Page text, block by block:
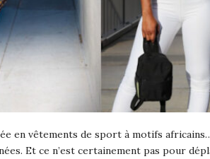
en vêtements de sport à motifs
Et ce n’est certainement pas pour